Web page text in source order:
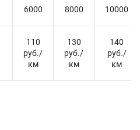
6000 8000 10000
110
руб./
км
130
руб./
км
140
руб./
км